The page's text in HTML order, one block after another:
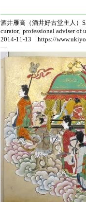
酒井雁高（酒井好古堂主人）
curator, professional adviser of
2014-11-13 https://
—